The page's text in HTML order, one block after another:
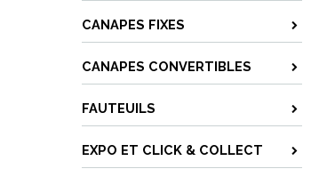
CANAPES FIXES
CANAPES CONVERTIBLES
FAUTEUILS
EXPO ET CLICK & COLLECT